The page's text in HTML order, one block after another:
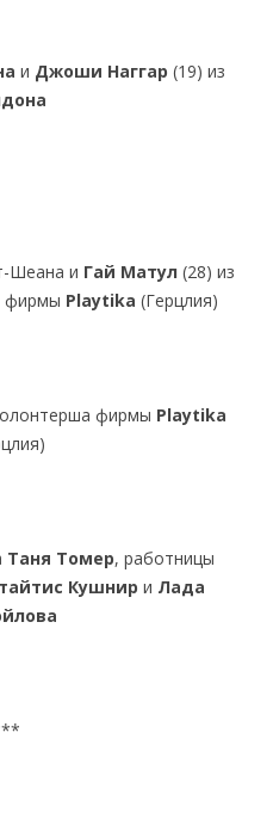
и Джоши Наггар (19) из
Шеана и Гай Матул(28) из
фирмы Playtika (Герцлия)
фирмы Playtika
Таня Томер, работницы
Кушнир и Лада